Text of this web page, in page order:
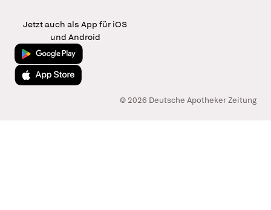
Jetzt auch als App für iOS
und Android
Jetzt bei Google Play
Laden im App Store
© 2026 Deutsche Apotheker Zeitung